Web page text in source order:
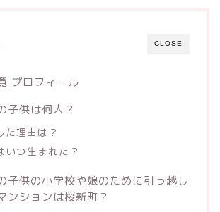
CLOSE
プロフィール
子供は何人？
た理由は？
いつ生まれた？
子供の小学校や娘のために引っ越し
ンションは桜新町？